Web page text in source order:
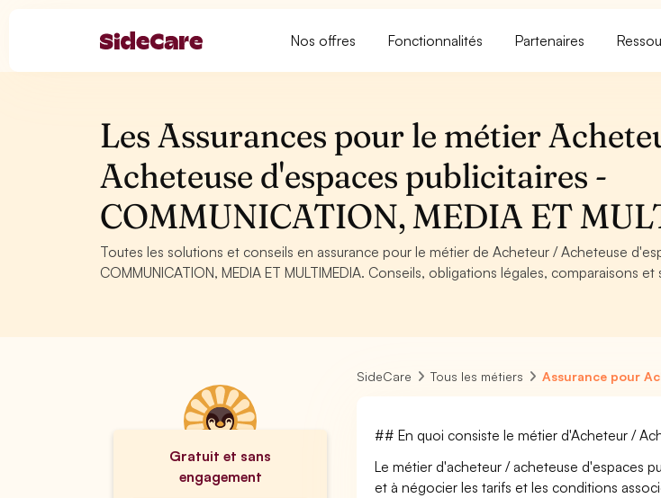
Nos offres Fonctionnalités Partenaires
Les Assurances pour le métier
Acheteuse d'espaces publicitaires -
COMMUNICATION, MEDIA ET
Toutes les solutions et conseils en assurance pour le métier de Acheteur / Acheteuse
COMMUNICATION, MEDIA ET MULTIMEDIA. Conseils, obligations légales, comparaisons
Gratuit et sans
engagement
SideCare Tous les métiers Assurance pour
## En quoi consiste le métier d'Acheteur /
Le métier d'acheteur / acheteuse d'espaces
et à négocier les tarifs et les conditions